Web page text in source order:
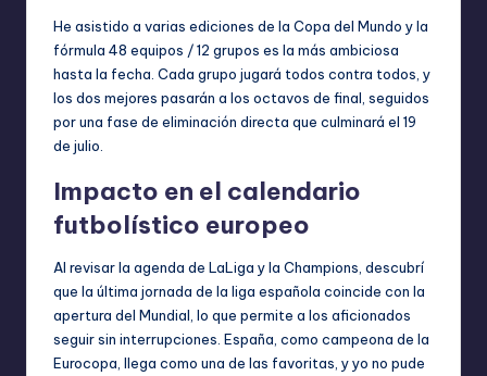
He asistido a varias ediciones de la Copa del Mundo y la
fórmula 48 equipos / 12 grupos es la más ambiciosa
hasta la fecha. Cada grupo jugará todos contra todos, y
los dos mejores pasarán a los octavos de final, seguidos
por una fase de eliminación directa que culminará el 19
de julio.
Impacto en el calendario
futbolístico europeo
Al revisar la agenda de LaLiga y la Champions, descubrí
que la última jornada de la liga española coincide con la
apertura del Mundial, lo que permite a los aficionados
seguir sin interrupciones. España, como campeona de la
Eurocopa, llega como una de las favoritas, y yo no pude